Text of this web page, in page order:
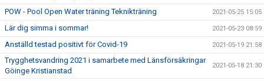
POW - Pool Open Water träning Teknikträning 2021-05-25 15:05
Lär dig simma i sommar! 2021-05-23 08:59
Anställd testad positivt för Covid-19 2021-05-19 21:58
Trygghetsvandring 2021 i samarbete med Länsförsäkringar
Göinge Kristianstad
2021-05-18 21:30